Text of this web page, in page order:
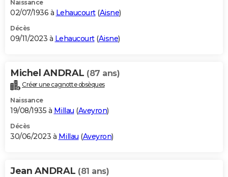
Naissance
02/07/1936 à Lehaucourt(Aisne)
Décès
09/11/2023 à Lehaucourt(Aisne)
Michel ANDRAL (87 ans)
Créer une cagnotte obsèques
Naissance
19/08/1935 à Millau (Aveyron)
Décès
30/06/2023 à Millau (Aveyron)
Jean ANDRAL (81 ans)